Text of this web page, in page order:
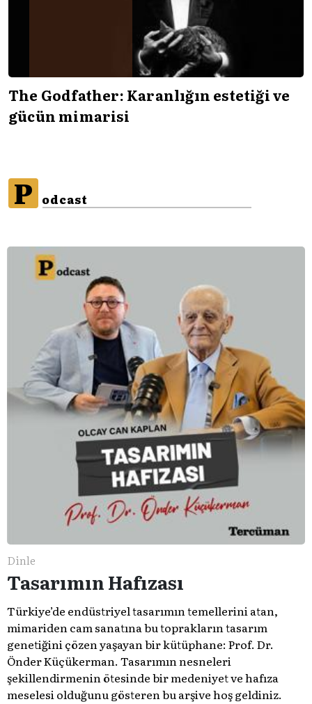
The Godfather: Karanlığın estetiği ve
gücün mimarisi
P odcast
Dinle
Tasarımın Hafızası
Türkiye’de endüstriyel tasarımın temellerini atan,
mimariden cam sanatına bu toprakların tasarım
genetiğini çözen yaşayan bir kütüphane: Prof. Dr.
Önder Küçükerman. ​Tasarımın nesneleri
şekillendirmenin ötesinde bir medeniyet ve hafıza
meselesi olduğunu gösteren bu arşive hoş geldiniz.